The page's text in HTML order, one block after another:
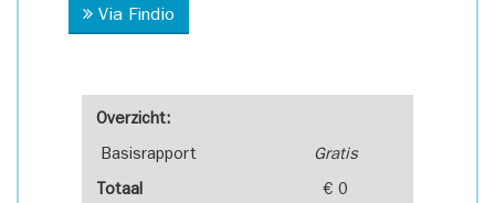
Overzicht:
Basisrapport Gratis
Totaal € 0
Via Findio